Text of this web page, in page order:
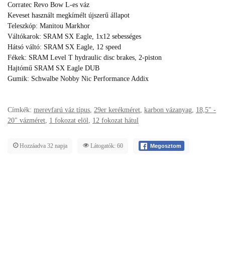
Corratec Revo Bow L-es váz
Keveset használt megkímélt újszerű állapot
Teleszkóp: Manitou Markhor
Váltókarok: SRAM SX Eagle, 1x12 sebességes
Hátsó váltó: SRAM SX Eagle, 12 speed
Fékek: SRAM Level T hydraulic disc brakes, 2‑piston
Hajtómű SRAM SX Eagle DUB
Gumik: Schwalbe Nobby Nic Performance Addix
Címkék: merevfarú váz típus 29er kerékméret karbon vázanyag 18,5" -
20" vázméret 1 fokozat elöl 12 fokozat hátul
Hozzáadva 32 napja Látogatók: 60 Megosztom